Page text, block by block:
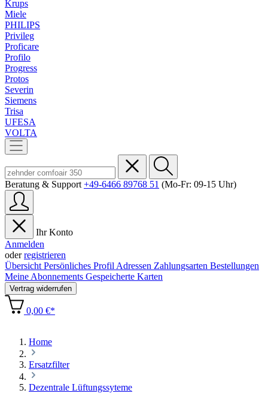
Krups
Miele
PHILIPS
Privileg
Proficare
Profilo
Progress
Protos
Severin
Siemens
Trisa
UFESA
VOLTA
Beratung & Support +49-6466 89768 51 (Mo-Fr: 09-15 Uhr)
Ihr Konto
Anmelden
oderregistrieren
Übersicht Persönliches Profil Adressen Zahlungsarten Bestellungen
Meine Abonnements Gespeicherte Karten
Vertrag widerrufen
0,00 €*
Home
Ersatzfilter
Dezentrale Lüftungssyteme